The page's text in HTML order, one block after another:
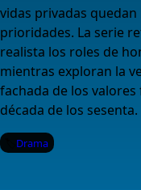
vidas privadas
prioridades. La serie
realista los roles de
mientras exploran la
fachada de los
década de los sesenta.
Drama